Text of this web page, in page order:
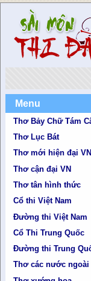
Menu
Thơ Bảy Chữ Tám
Thơ Lục Bát
Thơ mới hiện đại VN
Thơ cận đại VN
Thơ tân hình thức
Cổ thi Việt Nam
Đường thi Việt Nam
Cổ Thi Trung Quốc
Đường thi Trung
Thơ các nước ngoài